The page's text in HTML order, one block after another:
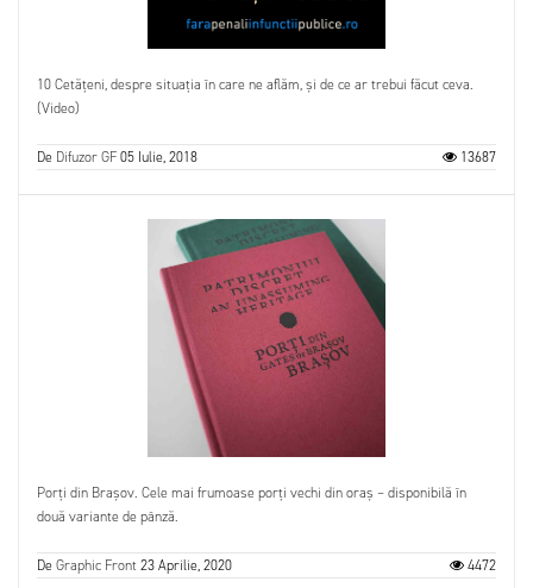
10 Cetățeni, despre situația în care ne aflăm, și de ce ar trebui făcut ceva.
(Video)
De Difuzor GF05 Iulie, 2018 13687
Porți din Brașov. Cele mai frumoase porți vechi din oraș – disponibilă în
două variante de pânză.
DeGraphic Front23 Aprilie, 2020 4472